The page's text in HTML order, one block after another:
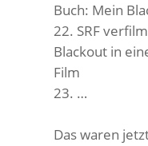
Buch: Mein
SRF
Blackout in
Film
…
Das waren